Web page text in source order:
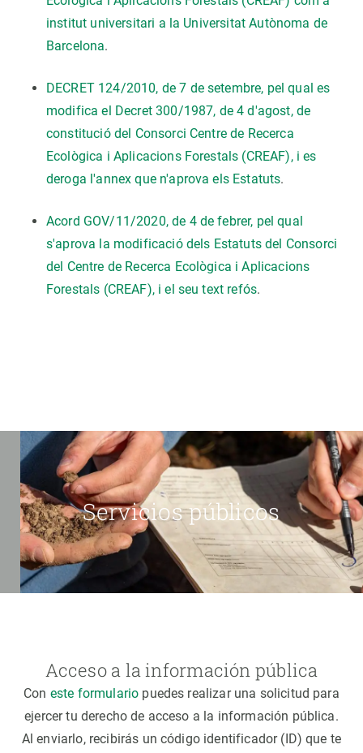
institut universitari a la Universitat Autònoma de
Barcelona.
DECRET 124/2010, de 7 de setembre, pel qual es
modifica el Decret 300/1987, de 4 d'agost, de
constitució del Consorci Centre de Recerca
Ecològica i Aplicacions Forestals (CREAF), i es
deroga l'annex que n'aprova els Estatuts.
Acord GOV/11/2020, de 4 de febrer, pel qual
s'aprova la modificació dels Estatuts del Consorci
del Centre de Recerca Ecològica i Aplicacions
Forestals (CREAF), i el seu text refós.
Servicios públicos
Acceso a la información pública
Con este formulario puedes realizar una solicitud para
ejercer tu derecho de acceso a la información pública.
Al enviarlo, recibirás un código identificador (ID) que te